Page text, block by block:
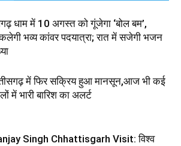
धाम में 10 अगस्त को गूंजेगा ‘बोल बम’,
भव्य कांवर पदयात्रा; रात में सजेगी भजन
में फिर सक्रिय हुआ मानसून,आज भी कई
में भारी बारिश का अलर्ट
Singh Chhattisgarh Visit: विश्व